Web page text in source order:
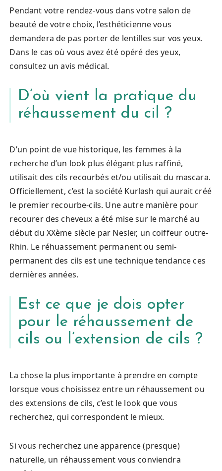
Pendant votre rendez-vous dans votre salon de
beauté de votre choix, l’esthéticienne vous
demandera de pas porter de lentilles sur vos yeux.
Dans le cas où vous avez été opéré des yeux,
consultez un avis médical.
D’où vient la pratique du
réhaussement du cil ?
D’un point de vue historique, les femmes à la
recherche d’un look plus élégant plus raffiné,
utilisait des cils recourbés et/ou utilisait du mascara.
Officiellement, c’est la société Kurlash qui aurait créé
le premier recourbe-cils. Une autre manière pour
recourer des cheveux a été mise sur le marché au
début du XXème siècle par Nesler, un coiffeur outre-
Rhin. Le réhuassement permanent ou semi-
permanent des cils est une technique tendance ces
dernières années.
Est ce que je dois opter
pour le réhaussement de
cils ou l’extension de cils ?
La chose la plus importante à prendre en compte
lorsque vous choisissez entre un réhaussement ou
des extensions de cils, c’est le look que vous
recherchez, qui correspondent le mieux.
Si vous recherchez une apparence (presque)
naturelle, un réhaussement vous conviendra